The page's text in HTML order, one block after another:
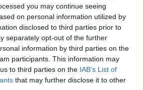
you may continue seeing
on personal information utilized by
disclosed to third parties prior to
separately opt-out of the further
information by third parties on the
participants. This information may
to third parties on the IAB’s List of
that may further disclose it to other
įrašai
00:00:30
Vilniaus r.: dviejų moterų ir
nepavyko